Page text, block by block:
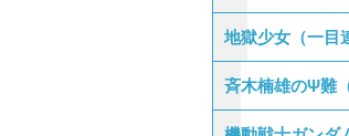
地獄少女（一目
斉木楠雄のΨ難